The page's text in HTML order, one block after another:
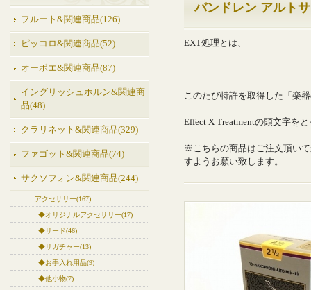
フルート&関連商品(126)
ピッコロ&関連商品(52)
オーボエ&関連商品(87)
イングリッシュホルン&関連商
品(48)
クラリネット&関連商品(329)
ファゴット&関連商品(74)
サクソフォン&関連商品(244)
アクセサリー(167)
◆オリジナルアクセサリー(17)
◆リード(46)
◆リガチャー(13)
◆お手入れ用品(9)
◆他小物(7)
バンドレン アルト
EXT処理とは、
このたび特許を取得した「楽
Effect X Treatmentの頭文字を
※こちらの商品はご注文頂い
すようお願い致します。